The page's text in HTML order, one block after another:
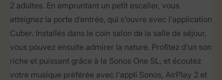
2 adultes. En empruntant un petit escalier, vous
atteignez la porte d'entrée, qui s'ouvre avec l'application
Cuber. Installés dans le coin salon de la salle de séjour,
vous pouvez ensuite admirer la nature. Profitez d'un son
riche et puissant grâce à la Sonos One SL, et écoutez
votre musique préférée avec l'appli Sonos, AirPlay 2 et